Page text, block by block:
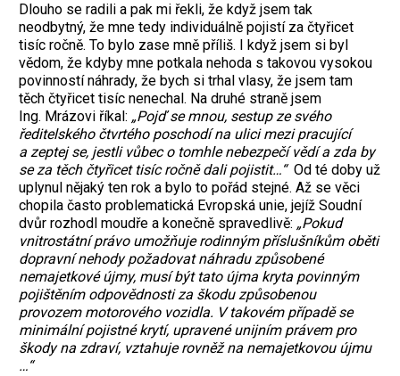
Dlouho se radili a pak mi řekli, že když jsem tak
neodbytný, že mne tedy individuálně pojistí za čtyřicet
tisíc ročně. To bylo zase mně příliš. I když jsem si byl
vědom, že kdyby mne potkala nehoda s takovou vysokou
povinností náhrady, že bych si trhal vlasy, že jsem tam
těch čtyřicet tisíc nenechal. Na druhé straně jsem
Ing. Mrázovi říkal: „Pojď se mnou, sestup ze svého
ředitelského čtvrtého poschodí na ulici mezi pracující
a zeptej se, jestli vůbec o tomhle nebezpečí vědí a zda by
se za těch čtyřicet tisíc ročně dali pojistit…“ Od té doby už
uplynul nějaký ten rok a bylo to pořád stejné. Až se věci
chopila často problematická Evropská unie, jejíž Soudní
dvůr rozhodl moudře a konečně spravedlivě: „Pokud
vnitrostátní právo umožňuje rodinným příslušníkům oběti
dopravní nehody požadovat náhradu způsobené
nemajetkové újmy, musí být tato újma kryta povinným
pojištěním odpovědnosti za škodu způsobenou
provozem motorového vozidla. V takovém případě se
minimální pojistné krytí, upravené unijním právem pro
škody na zdraví, vztahuje rovněž na nemajetkovou újmu
…“